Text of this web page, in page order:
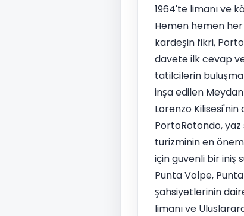
1964'te limanı ve
Hemen hemen her
kardeşin fikri,
davete ilk cevap
tatilcilerin buluşma
inşa edilen
Lorenzo
PortoRotondo, yaz
turizminin en
için güvenli bir iniş
Punta Volpe,
şahsiyetlerinin
limanı ve